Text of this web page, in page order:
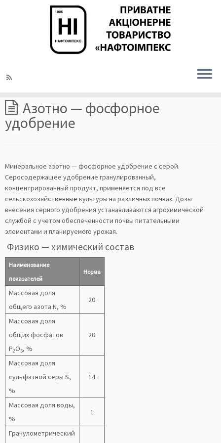
На главную
Азотно — фосфорное
удобрение
Минеральное азотно — фосфорное удобрение с серой.
Серосодержащее удобрение гранулированный,
концентрированный продукт, применяется под все
сельскохозяйственные культуры на различных почвах. Дозы
внесения серного удобрения устанавливаются агрохимической
службой с учетом обеспеченности почвы питательными
элементами и планируемого урожая.
Физико — химический состав
Наименование
показателей
Норма
Массовая доля
общего азота N, %
20
Массовая доля
общих фосфатов
Р2О5, %
20
Массовая доля
сульфатной серы S,
%
14
Массовая доля воды,
%
1
Гранулометрический